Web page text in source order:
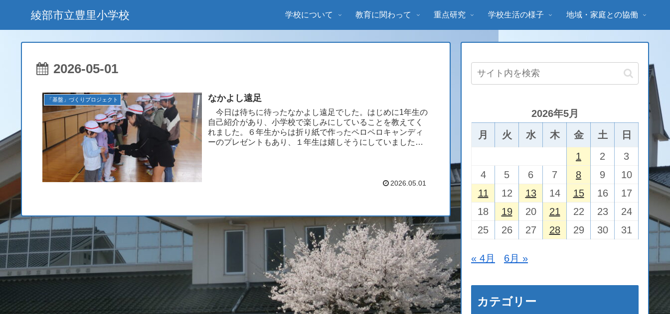
綾部市立豊里小学校 学校について 教育に関わって 重点研究 学校生活の様子 地域・家庭との協働
2026-05-01
「基盤」づくりプロジェクト なかよし遠足
今日は待ちに待ったなかよし遠足でした。はじめに1年生の
自己紹介があり、小学校で楽しみにしていることを教えてく
れました。６年生からは折り紙で作ったペロペロキャンディ
ーのプレゼントもあり、１年生は嬉しそうにしていました。
2026.05.01
2026年5月
月
火 水 木 金 土
日
1
2
3
4
5 6 7 8 9
10
11
12 13 14 15 16
17
18
19 20 21 22 23
24
25
26 27 28 29 30 31
« 4月 6月 »
カテゴリー